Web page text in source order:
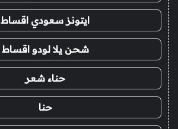
ايتونز سعودي اقساط
شحن يلا لودو اقساط
حناء شعر
حنا